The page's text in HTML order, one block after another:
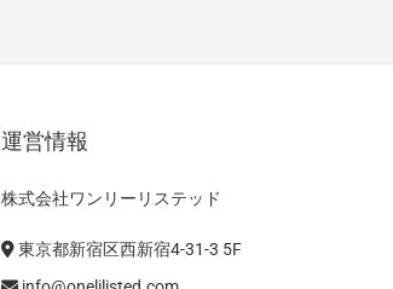
運営情報
株式会社ワンリーリステッド
東京都新宿区西新宿4-31-3 5F